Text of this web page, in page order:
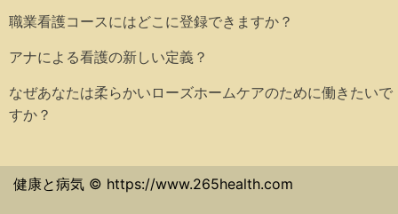
職業看護コースにはどこに登録できますか？
アナによる看護の新しい定義？
なぜあなたは柔らかいローズホームケアのために働きたいで
すか？
健康と病気 © https://www.265health.com